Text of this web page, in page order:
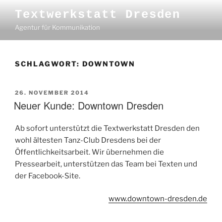
Inhalt
springen
Textwerkstatt Dresden
Agentur für Kommunikation
SCHLAGWORT: DOWNTOWN
VERÖFFENTLICHT
AM
26. NOVEMBER 2014
Neuer Kunde: Downtown Dresden
Ab sofort unterstützt die Textwerkstatt Dresden den
wohl ältesten Tanz-Club Dresdens bei der
Öffentlichkeitsarbeit. Wir übernehmen die
Pressearbeit, unterstützen das Team bei Texten und
der Facebook-Site.
www.downtown-dresden.de